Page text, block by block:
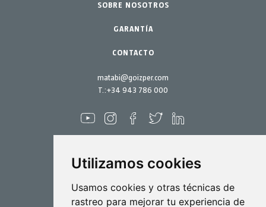
Utilizamos cookies
Usamos cookies y otras técnicas de
rastreo para mejorar tu experiencia de
matabi@goizper.com
T.:+34 943 786 000
Pulverización
Jardín-Hogar
Repuestos
Kits mantenimiento
SOBRE NOSOTROS
GARANTÍA
CONTACTO